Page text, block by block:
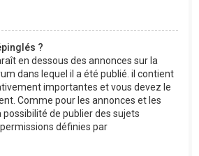
?
en dessous des annonces sur la
dans lequel il a été publié. il contient
importantes et vous devez le
Comme pour les annonces et les
possibilité de publier des sujets
définies par